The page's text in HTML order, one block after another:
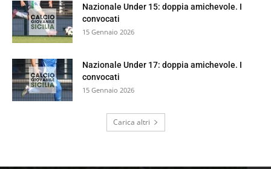
Nazionale Under 15: doppia amichevole. I
convocati
15 Gennaio 2026
Nazionale Under 17: doppia amichevole. I
convocati
15 Gennaio 2026
Carica altri